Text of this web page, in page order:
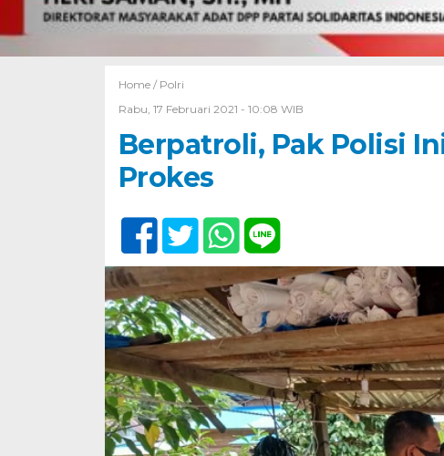
Home / Polri
Rabu, 17 Februari 2021 - 10:08 WIB
Berpatroli, Pak Polisi
Prokes